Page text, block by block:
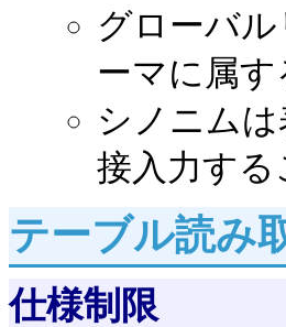
グローバ
ーマに属
シノニム
接入力す
テーブル読み
仕様制限